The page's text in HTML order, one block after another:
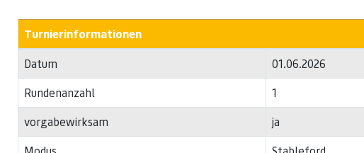
Turnierinformationen
Datum
01.06.2026
Rundenanzahl
1
vorgabewirksam
ja